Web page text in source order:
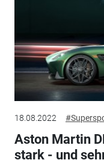
18.08.2022
Aston Martin
stark - und